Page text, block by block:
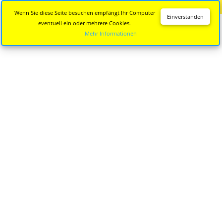
Einverstanden
Wenn Sie diese Seite besuchen empfängt Ihr Computer
eventuell ein oder mehrere Cookies.
Mehr Informationen